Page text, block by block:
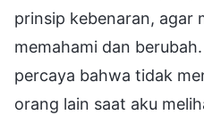
prinsip kebenaran, agar
memahami dan
percaya bahwa tidak
orang lain saat aku